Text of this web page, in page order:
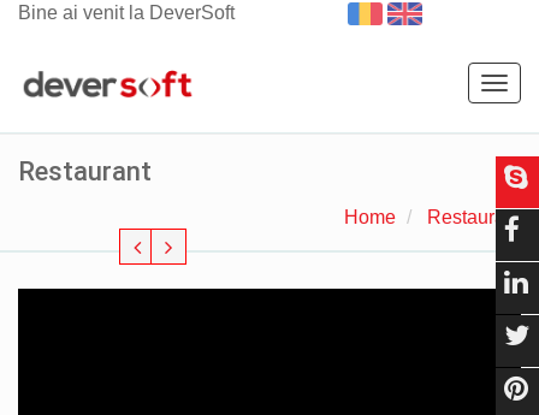
Bine ai venit la DeverSoft
Restaurant
Home Restaurant